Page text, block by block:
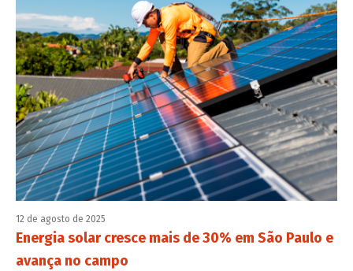
12 de agosto de 2025
Energia solar cresce mais de 30% em São Paulo e
avança no campo